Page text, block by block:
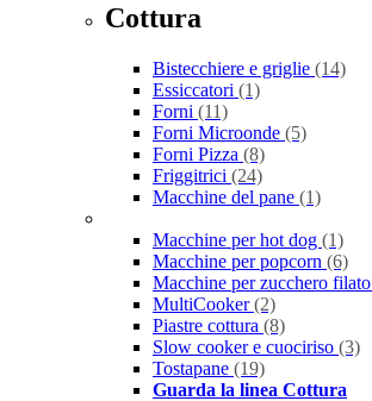
Cottura
Bistecchiere e griglie (14)
Essiccatori (1)
Forni (11)
Forni Microonde (5)
Forni Pizza (8)
Friggitrici (24)
Macchine del pane (1)
Macchine per hot dog (1)
Macchine per popcorn (6)
Macchine per zucchero filato
MultiCooker(2)
Piastre cottura (8)
Slow cooker e cuociriso (3)
Tostapane (19)
Guarda la linea Cottura